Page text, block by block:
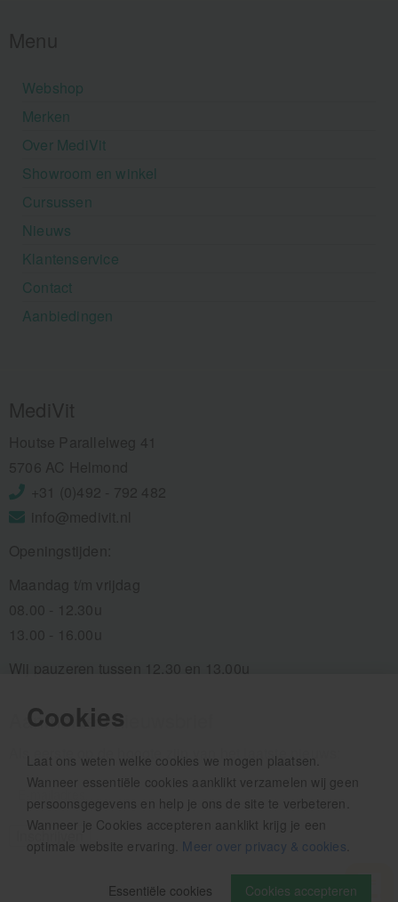
Cookies
Laat ons weten welke cookies we mogen plaatsen.
Wanneer essentiële cookies aanklikt verzamelen wij geen
persoonsgegevens en help je ons de site te verbeteren.
Wanneer je Cookies accepteren aanklikt krijg je een
optimale website ervaring. Meer over privacy & cookies
Cookies accepteren
Essentiële cookies
Webshop
Merken
Over MediVit
Showroom en winkel
Cursussen
Nieuws
Klantenservice
Contact
Aanbiedingen
Aanmelden nieuwsbrief
Als eerste op de hoogte zijn van het laatste nieuws: